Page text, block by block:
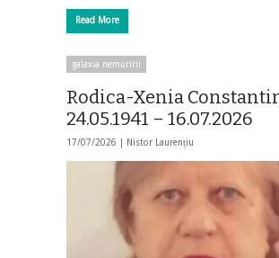
Read More
galaxia nemuririi
Rodica-Xenia
24.05.1941 – 16.07.2026
17/07/2026 | Nistor Laurențiu